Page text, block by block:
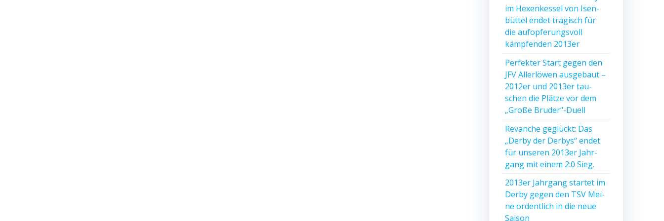
im Hexen­kes­sel von Isen­
büt­tel endet tra­gisch für
die auf­op­fe­rungs­voll
kämp­fen­den 2013er
Per­fek­ter Start gegen den
JFV Aller­lö­wen aus­ge­baut –
2012er und 2013er tau­
schen die Plät­ze vor dem
„Gro­ße Bruder“-Duell
Revan­che geglückt: Das
„Der­by der Der­bys“ endet
für unse­ren 2013er Jahr­
gang mit einem 2:0 Sieg.
2013er Jahr­gang star­tet im
Der­by gegen den TSV Mei­
ne ordent­lich in die neue
Saison